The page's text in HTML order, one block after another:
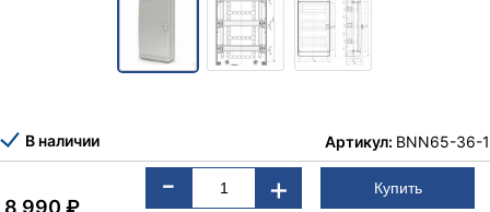
В наличии Артикул: BNN65-36-1
8 990₽
- +